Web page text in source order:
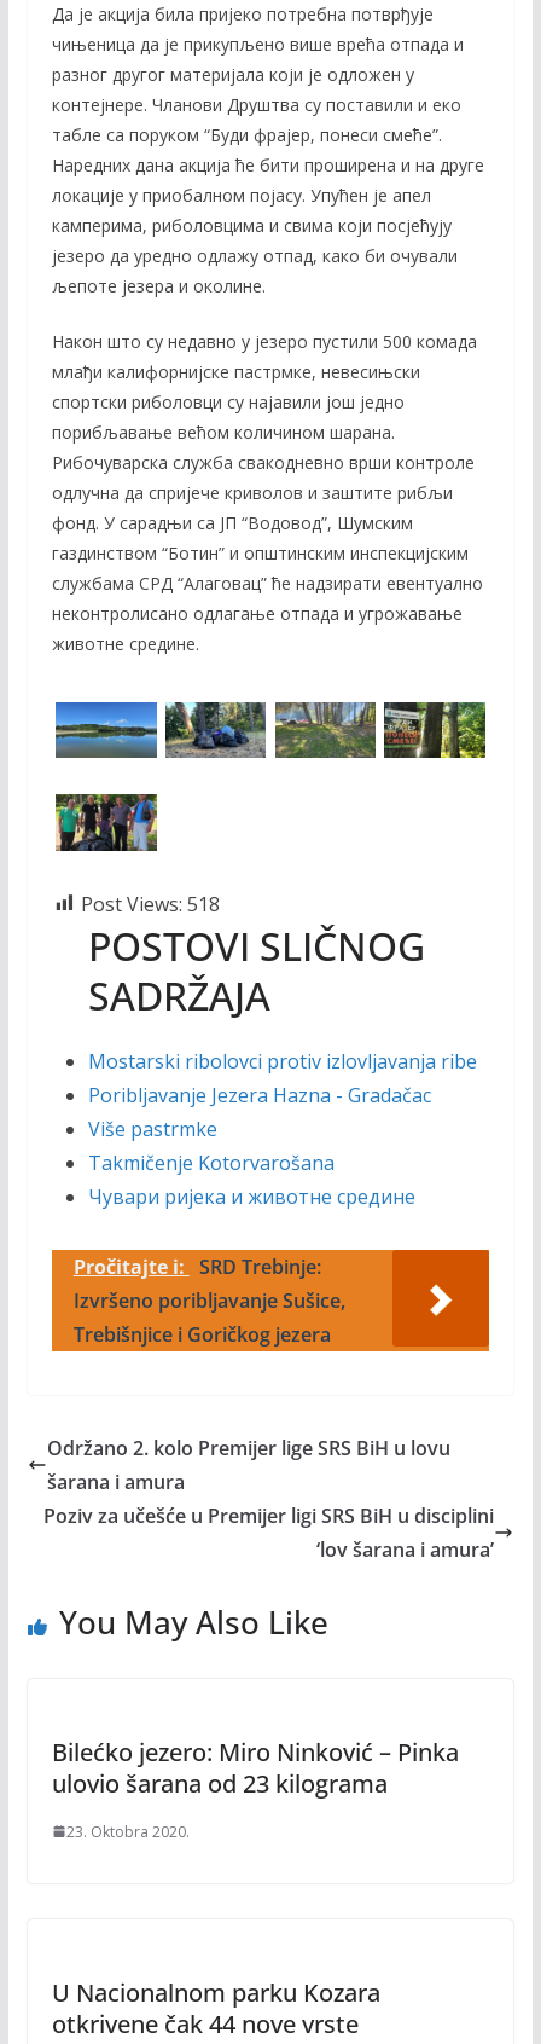
o
k
n
k
Да је акција била пријеко потребна потврђује
чињеница да је прикупљено више врећа отпада и
разног другог материјала који је одложен у
контејнере. Чланови Друштва су поставили и еко
табле са поруком “Буди фрајер, понеси смеће”.
Наредних дана акција ће бити проширена и на друге
локације у приобалном појасу. Упућен је апел
камперима, риболовцима и свима који посјећују
језеро да уредно одлажу отпад, како би очували
љепоте језера и околине.
Након што су недавно у језеро пустили 500 комада
млађи калифорнијске пастрмке, невесињски
спортски риболовци су најавили још једно
порибљавање већом количином шарана.
Рибочуварска служба свакодневно врши контроле
одлучна да спријече криволов и заштите рибљи
фонд. У сарадњи са ЈП “Водовод”, Шумским
газдинством “Ботин” и општинским инспекцијским
службама СРД “Алаговац” ће надзирати евентуално
неконтролисано одлагање отпада и угрожавање
животне средине.
Post Views: 518
POSTOVI SLIČNOG
SADRŽAJA
Mostarski ribolovci protiv izlovljavanja ribe
Poribljavanje Jezera Hazna - Gradačac
Više pastrmke
Takmičenje Kotorvarošana
Чувари ријека и животне средине
Pročitajte i: SRD Trebinje:
Izvršeno poribljavanje Sušice,
Trebišnjice i Goričkog jezera
Održano 2. kolo Premijer lige SRS BiH u lovu
šarana i amura
Poziv za učešće u Premijer ligi SRS BiH u disciplini
‘lov šarana i amura’
You May Also Like
Bilećko jezero: Miro Ninković – Pinka
ulovio šarana od 23 kilograma
23. Oktobra 2020.
U Nacionalnom parku Kozara
otkrivene čak 44 nove vrste